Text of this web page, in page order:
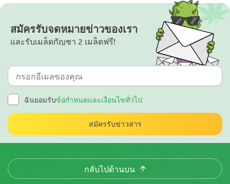
สมัครรับจดหมายข่าวของเรา
และรับเมล็ดกัญชา 2 เมล็ดฟรี!
ฉันยอมรับข้อกำหนดและเงื่อนไขทั่วไป
สมัครรับข่าวสาร
กลับไปด้านบน